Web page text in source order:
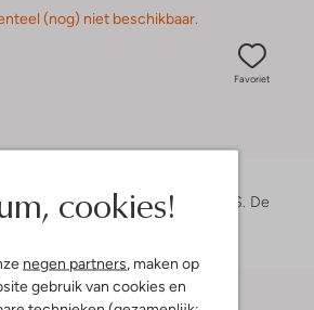
cookies!
negen partners , maken op
gebruik van cookies en
(nog) niet beschikbaar.
Favoriet
is 1 meter 72 lang en draagt maat S. De
regular fit